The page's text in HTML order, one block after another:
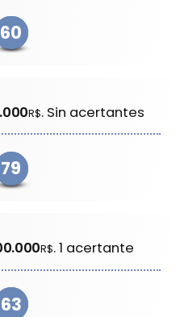
60
R$. Sin acertantes
79
R$. 1 acertante
63